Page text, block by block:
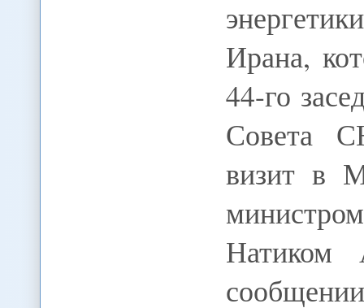
Ирана,
44-го
Совета
визит в
Натиком